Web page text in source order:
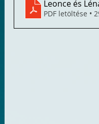
Leonce és
PDF letöltése •